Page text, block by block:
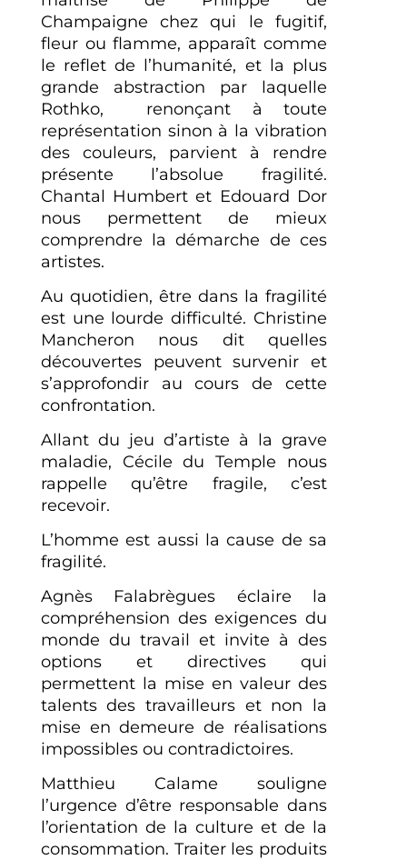
Champaigne chez qui le fugitif,
fleur ou flamme, apparaît comme
le reflet de l’humanité, et la plus
grande abstraction par laquelle
Rothko, renonçant à toute
représentation sinon à la vibration
des couleurs, parvient à rendre
présente l’absolue fragilité.
Chantal Humbert et Edouard Dor
nous permettent de mieux
comprendre la démarche de ces
artistes.
Au quotidien, être dans la fragilité
est une lourde difficulté. Christine
Mancheron nous dit quelles
découvertes peuvent survenir et
s’approfondir au cours de cette
confrontation.
Allant du jeu d’artiste à la grave
maladie, Cécile du Temple nous
rappelle qu’être fragile, c’est
recevoir.
L’homme est aussi la cause de sa
fragilité.
Agnès Falabrègues éclaire la
compréhension des exigences du
monde du travail et invite à des
options et directives qui
permettent la mise en valeur des
talents des travailleurs et non la
mise en demeure de réalisations
impossibles ou contradictoires.
Matthieu Calame souligne
l’urgence d’être responsable dans
l’orientation de la culture et de la
consommation. Traiter les produits